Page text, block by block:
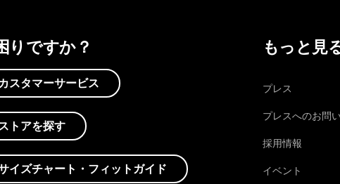
りですか？
スタマーサービス
トアを探す
イズチャート・フィットガイド
もっと見
プレス
プレスへのお問
採用情報
イベント